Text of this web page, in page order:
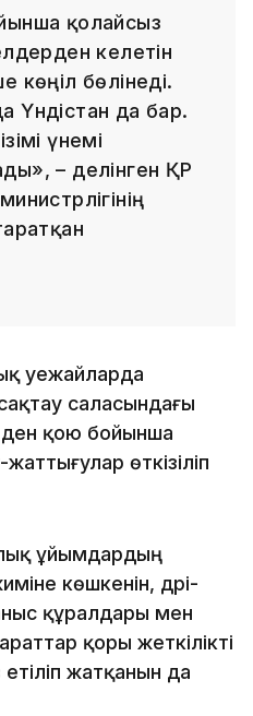
қолайсыз
келетін
көңіл бөлінеді.
Үндістан да бар.
үнемі
– делінген ҚР
әуежайларда
саласындағы
қою бойынша
өткізіліп
ұйымдардың
көшкенін, дәрі-
құралдары мен
қоры жеткілікті
жатқанын да